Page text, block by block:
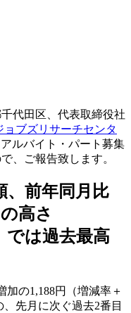
代田区、代表取締役社
ョブズリサーチセンタ
ルバイト・パート募集
、ご報告致します。
、前年同月比
高さ
では過去最高
加の1,188円（増減率＋
先月に次ぐ過去2番目